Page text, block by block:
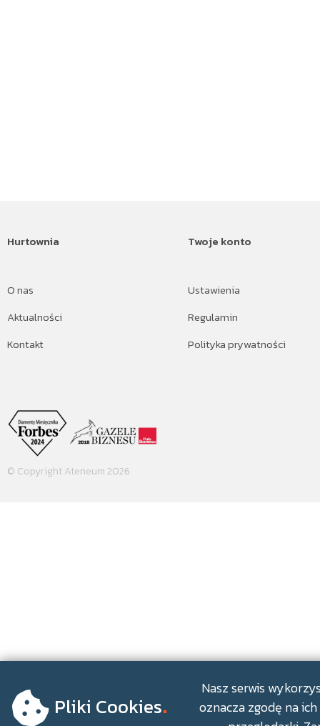
Hurtownia
O nas
Aktualności
Kontakt
Twoje konto
Ustawienia
Regulamin
Polityka prywatności
© Copyright Ateneum 2026
Pliki Cookies.
Nasz serwis
oznacza zgodę na